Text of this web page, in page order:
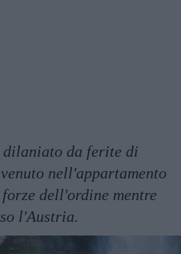
dilaniato da ferite di
nell'appartamento
dell'ordine mentre
l'Austria.